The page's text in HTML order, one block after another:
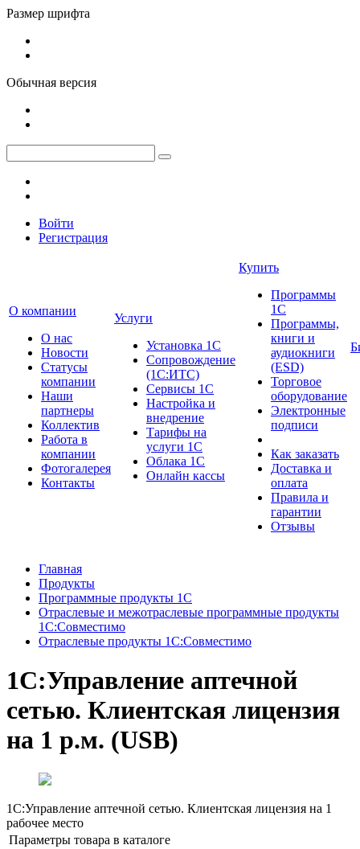
Размер шрифта
Обычная версия
Войти
Регистрация
О компании
О нас
Новости
Cтатусы
компании
Наши
партнеры
Коллектив
Работа в
компании
Фотогалерея
Контакты
Услуги
Установка 1С
Сопровождение
(1С:ИТС)
Сервисы 1С
Настройка и
внедрение
Тарифы на
услуги 1С
Облака 1С
Онлайн кассы
Купить
Программы
1С
Программы,
книги и
аудиокниги
(ESD)
Торговое
оборудование
Электронные
подписи
Как заказать
Доставка и
оплата
Правила и
гарантии
Отзывы
Главная
Продукты
Программные продукты 1С
Отраслевые и межотраслевые программные продукты
1С:Совместимо
Отраслевые продукты 1С:Совместимо
1С:Управление аптечной
сетью. Клиентская лицензия
на 1 р.м. (USB)
1С:Управление аптечной сетью. Клиентская лицензия на 1
рабочее место
Параметры товара в каталоге